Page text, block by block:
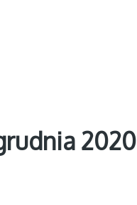
2020